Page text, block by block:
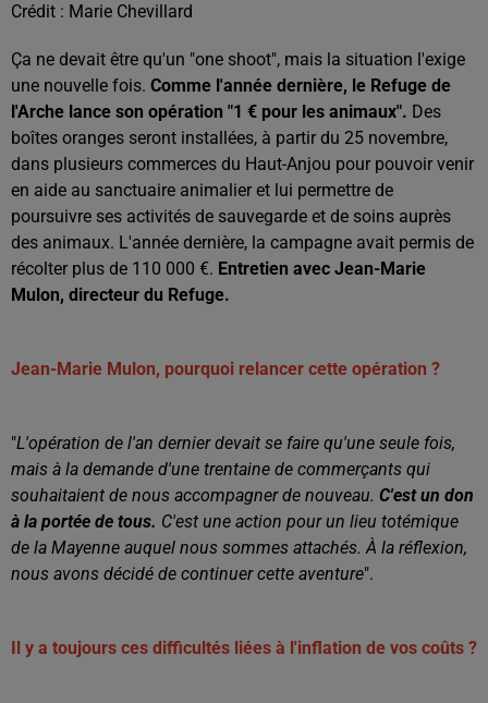
Crédit : Marie Chevillard
Ça ne devait être qu'un "one shoot", mais la situation l'exige
une nouvelle fois. Comme l'année dernière, le Refuge de
l'Arche lance son opération "1 € pour les animaux". Des
boîtes oranges seront installées, à partir du 25 novembre,
dans plusieurs commerces du Haut-Anjou pour pouvoir venir
en aide au sanctuaire animalier et lui permettre de
poursuivre ses activités de sauvegarde et de soins auprès
des animaux. L'année dernière, la campagne avait permis de
récolter plus de 110 000 €. Entretien avec Jean-Marie
Mulon, directeur du Refuge.
Jean-Marie Mulon, pourquoi relancer cette opération ?
"L'opération de l'an dernier devait se faire qu'une seule fois,
mais à la demande d'une trentaine de commerçants qui
souhaitaient de nous accompagner de nouveau. C'est un don
à la portée de tous. C'est une action pour un lieu totémique
de la Mayenne auquel nous sommes attachés. À la réflexion,
nous avons décidé de continuer cette aventure".
Il y a toujours ces difficultés liées à l'inflation de vos coûts ?